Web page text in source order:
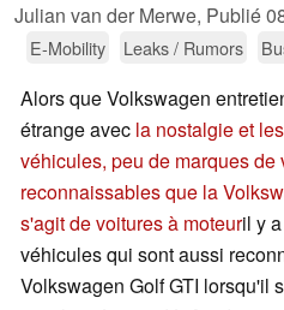
Julian van der Merwe, Publié
E-Mobility Leaks / Rumors
Alors que Volkswagen
étrange avec la nostalgie et
véhicules, peu de marques
reconnaissables que la
s'agit de voitures à moteuril y
véhicules qui sont aussi
Volkswagen Golf GTI lorsqu'il